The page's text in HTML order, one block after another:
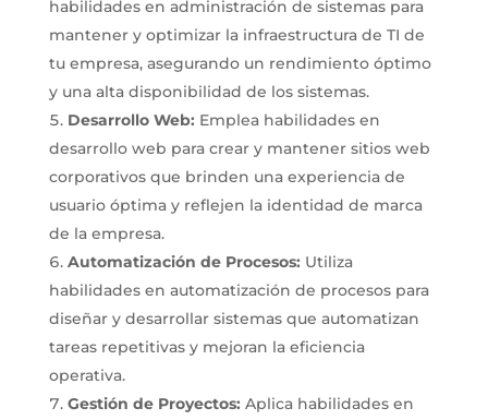
habilidades en administración de sistemas para
mantener y optimizar la infraestructura de TI de
tu empresa, asegurando un rendimiento óptimo
y una alta disponibilidad de los sistemas.
Desarrollo Web: Emplea habilidades en
desarrollo web para crear y mantener sitios web
corporativos que brinden una experiencia de
usuario óptima y reflejen la identidad de marca
de la empresa.
Automatización de Procesos: Utiliza
habilidades en automatización de procesos para
diseñar y desarrollar sistemas que automatizan
tareas repetitivas y mejoran la eficiencia
operativa.
Gestión de Proyectos: Aplica habilidades en